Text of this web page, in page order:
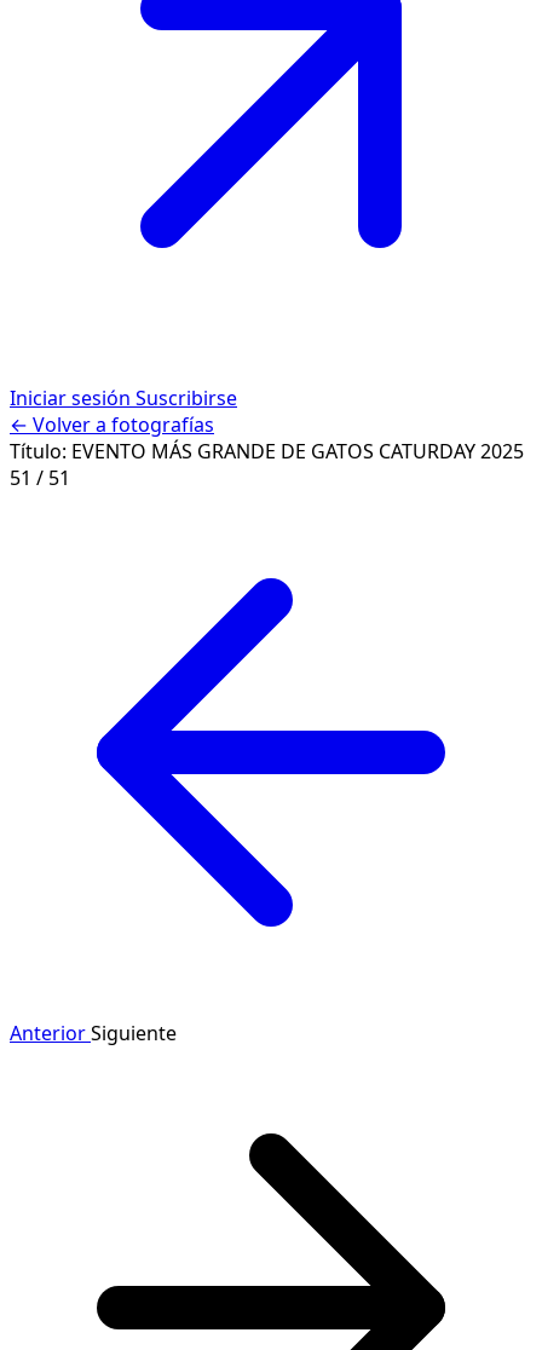
Iniciar sesión Suscribirse
← Volver a fotografías
Título: EVENTO MÁS GRANDE DE GATOS CATURDAY 2025
51 / 51
AnteriorSiguiente